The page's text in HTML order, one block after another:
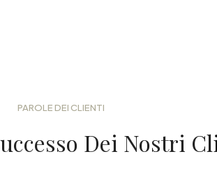
PAROLE DEI CLIENTI
Dei Nostri